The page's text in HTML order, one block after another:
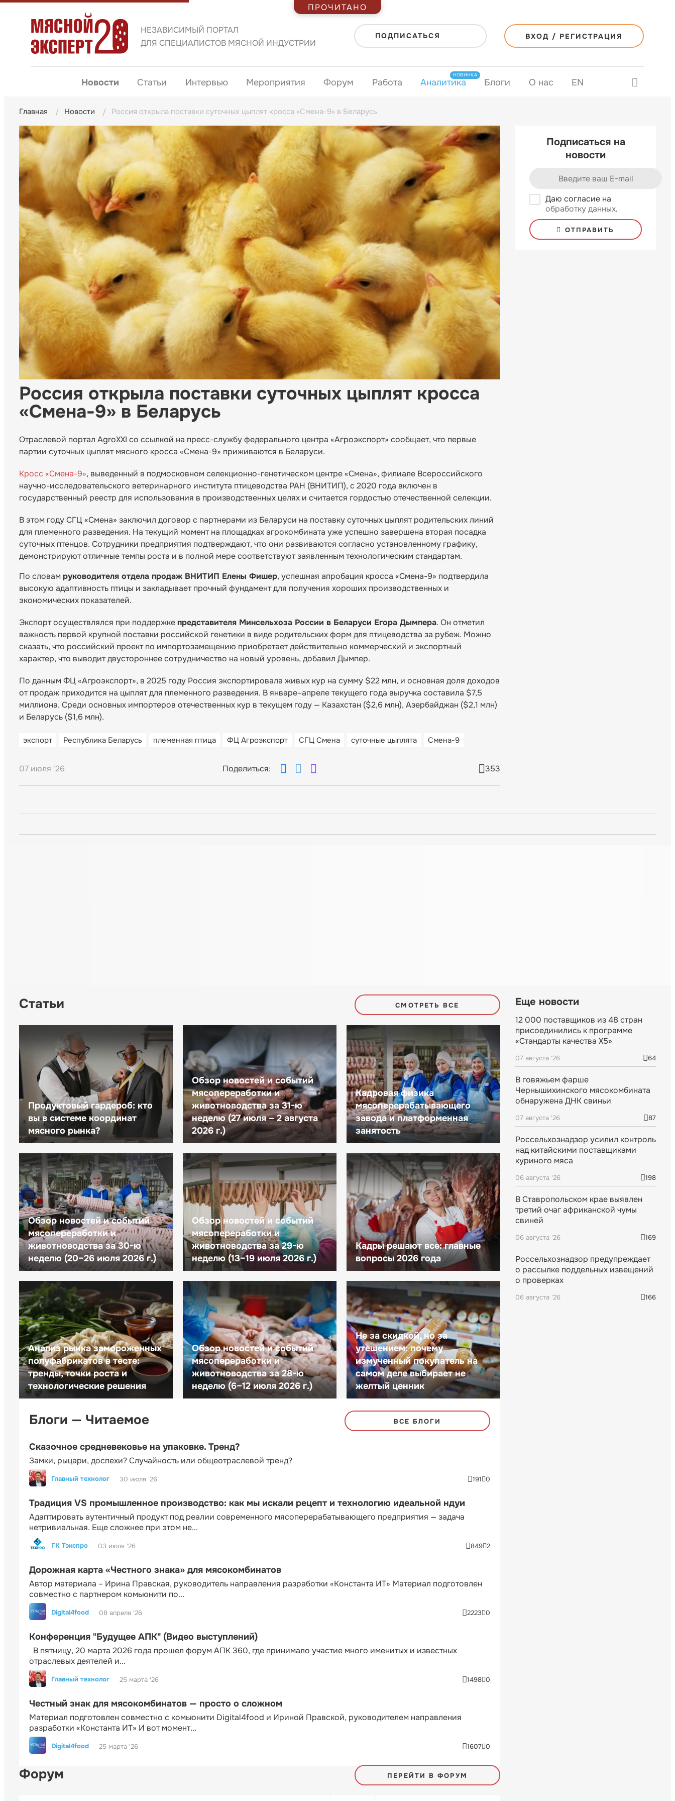
НЕЗАВИСИМЫЙ ПОРТАЛ
ДЛЯ СПЕЦИАЛИСТОВ МЯСНОЙ ИНДУСТРИИ
ПОДПИСАТЬСЯ ВХОД / РЕГИСТРАЦИЯ
Новости Статьи Интервью Мероприятия Форум Работа Аналитика
НОВИНКА
Блоги О нас EN
Главная Новости Россия открыла поставки суточных цыплят кросса «Смена-9» в Беларусь
Россия открыла поставки суточных цыплят кросса
«Смена-9» в Беларусь
Отраслевой портал AgroXXI со ссылкой на пресс-службу федерального центра «Агроэкспорт» сообщает, что первые
партии суточных цыплят мясного кросса «Смена-9» приживаются в Беларуси.
Кросс «Смена-9», выведенный в подмосковном селекционно-генетическом центре «Смена», филиале Всероссийского
научно-исследовательского ветеринарного института птицеводства РАН (ВНИТИП), с 2020 года включен в
государственный реестр для использования в производственных целях и считается гордостью отечественной селекции.
В этом году СГЦ «Смена» заключил договор с партнерами из Беларуси на поставку суточных цыплят родительских линий
для племенного разведения. На текущий момент на площадках агрокомбината уже успешно завершена вторая посадка
суточных птенцов. Сотрудники предприятия подтверждают, что они развиваются согласно установленному графику,
демонстрируют отличные темпы роста и в полной мере соответствуют заявленным технологическим стандартам.
По словам руководителя отдела продаж ВНИТИП Елены Фишер, успешная апробация кросса «Смена-9» подтвердила
высокую адаптивность птицы и закладывает прочный фундамент для получения хороших производственных и
экономических показателей.
Экспорт осуществлялся при поддержкепредставителя Минсельхоза России в Беларуси Егора Дымпера. Он отметил
важность первой крупной поставки российской генетики в виде родительских форм для птицеводства за рубеж. Можно
сказать, что российский проект по импортозамещению приобретает действительно коммерческий и экспортный
характер, что выводит двустороннее сотрудничество на новый уровень, добавил Дымпер.
По данным ФЦ «Агроэкспорт», в 2025 году Россия экспортировала живых кур на сумму $22 млн, и основная доля доходов
от продаж приходится на цыплят для племенного разведения. В январе–апреле текущего года выручка составила $7,5
миллиона. Среди основных импортеров отечественных кур в текущем году — Казахстан ($2,6 млн), Азербайджан ($2,1 млн)
и Беларусь ($1,6 млн).
экспорт Республика Беларусь племенная птица ФЦ Агроэкспорт СГЦ Смена суточные цыплята Смена-9
07 июля '26 Поделиться: 353
Подписаться на
новости
Даю согласие на
обработку данных.
ОТПРАВИТЬ
Статьи СМОТРЕТЬ ВСЕ
Продуктовый гардероб: кто
вы в системе координат
мясного рынка?
Обзор новостей и событий
мясопереработки и
животноводства за 31-ю
неделю (27 июля – 2 августа
2026 г.)
Кадровая физика
мясоперерабатывающего
завода и платформенная
занятость
Обзор новостей и событий
мясопереработки и
животноводства за 30-ю
неделю (20–26 июля 2026 г.)
Обзор новостей и событий
мясопереработки и
животноводства за 29-ю
неделю (13–19 июля 2026 г.)
Кадры решают все: главные
вопросы 2026 года
Анализ рынка замороженных
полуфабрикатов в тесте:
тренды, точки роста и
технологические решения
Обзор новостей и событий
мясопереработки и
животноводства за 28-ю
неделю (6–12 июля 2026 г.)
Не за скидкой, но за
утешением: почему
измученный покупатель на
самом деле выбирает не
желтый ценник
Блоги — Читаемое ВСЕ БЛОГИ
Сказочное средневековье на упаковке. Тренд?
Замки, рыцари, доспехи? Случайность или общеотраслевой тренд?
Главный технолог 30 июля '26 191 0
Традиция VS промышленное производство: как мы искали рецепт и технологию идеальной ндуи
Адаптировать аутентичный продукт под реалии современного мясоперерабатывающего предприятия — задача
нетривиальная. Еще сложнее при этом не...
ГК Тэкспро 03 июля '26 849 2
Дорожная карта «Честного знака» для мясокомбинатов
Автор материала – Ирина Правская, руководитель направления разработки «Константа ИТ» Материал подготовлен
совместно с партнером комьюнити по...
Digital4food 08 апреля '26 2223 0
Конференция "Будущее АПК" (Видео выступлений)
В пятницу, 20 марта 2026 года прошел форум АПК 360, где принимало участие много именитых и известных
отраслевых деятелей и...
Главный технолог 25 марта '26 1498 0
Честный знак для мясокомбинатов — просто о сложном
Материал подготовлен совместно с комьюнити Digital4food и Ириной Правской, руководителем направления
разработки «Константа ИТ» И вот момент...
Digital4food 25 марта '26 1607 0
Форум ПЕРЕЙТИ В ФОРУМ
Еще новости
12 000 поставщиков из 48 стран
присоединились к программе
«Стандарты качества X5»
07 августа '26 64
В говяжьем фарше
Чернышихинского мясокомбината
обнаружена ДНК свиньи
07 августа '26 87
Россельхознадзор усилил контроль
над китайскими поставщиками
куриного мяса
06 августа '26 198
В Ставропольском крае выявлен
третий очаг африканской чумы
свиней
06 августа '26 169
Россельхознадзор предупреждает
о рассылке поддельных извещений
о проверках
06 августа '26 166
ПРОЧИТАНО